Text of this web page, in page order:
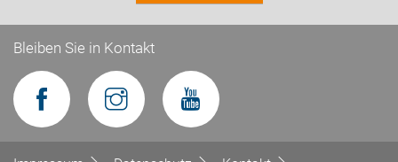
Bleiben Sie in Kontakt